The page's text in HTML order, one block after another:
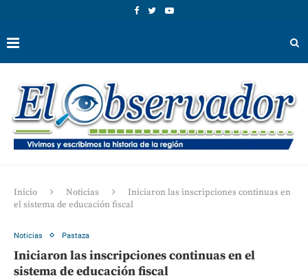
Inicio Noticias
Iniciaron las inscripciones continuas en
el sistema de educación fiscal
Noticias Pastaza
Iniciaron las inscripciones continuas en el
sistema de educación fiscal